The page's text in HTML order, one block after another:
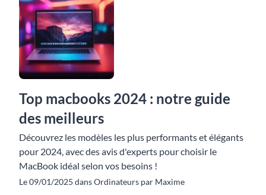
Top macbooks 2024 : notre guide
des meilleurs
Découvrez les modèles les plus performants et élégants
pour 2024, avec des avis d'experts pour choisir le
MacBook idéal selon vos besoins !
Le 09/01/2025 dans Ordinateurs par Maxime